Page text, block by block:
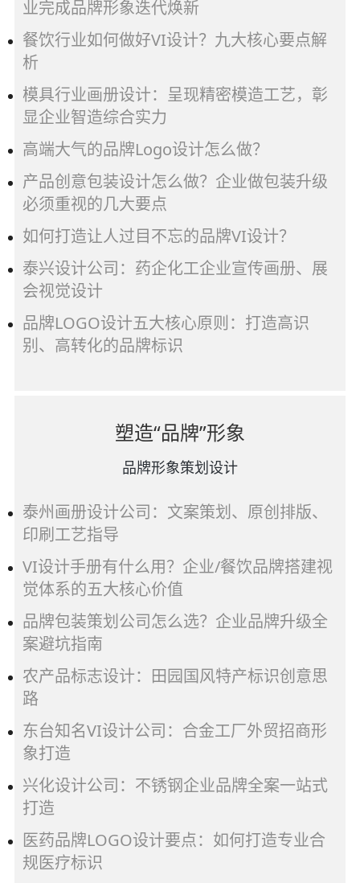
业完成品牌形象迭代焕新
餐饮行业如何做好VI设计？九大核心要点解
析
模具行业画册设计：呈现精密模造工艺，彰
显企业智造综合实力
高端大气的品牌Logo设计怎么做？
产品创意包装设计怎么做？企业做包装升级
必须重视的几大要点
如何打造让人过目不忘的品牌VI设计？
泰兴设计公司：药企化工企业宣传画册、展
会视觉设计
品牌LOGO设计五大核心原则：打造高识
别、高转化的品牌标识
塑造“品牌”形象
品牌形象策划设计
泰州画册设计公司：文案策划、原创排版、
印刷工艺指导
VI设计手册有什么用？企业/餐饮品牌搭建视
觉体系的五大核心价值
品牌包装策划公司怎么选？企业品牌升级全
案避坑指南
农产品标志设计：田园国风特产标识创意思
路
东台知名VI设计公司：合金工厂外贸招商形
象打造
兴化设计公司：不锈钢企业品牌全案一站式
打造
医药品牌LOGO设计要点：如何打造专业合
规医疗标识